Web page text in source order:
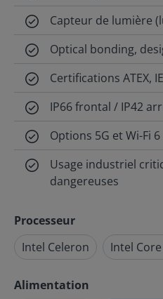
Capteur de lumière
Optical bonding,
Certifications ATEX,
IP66 frontal / IP42
Options 5G et Wi-Fi 6
Usage industriel
dangereuses
Processeur
Intel Celeron
Intel
Alimentation